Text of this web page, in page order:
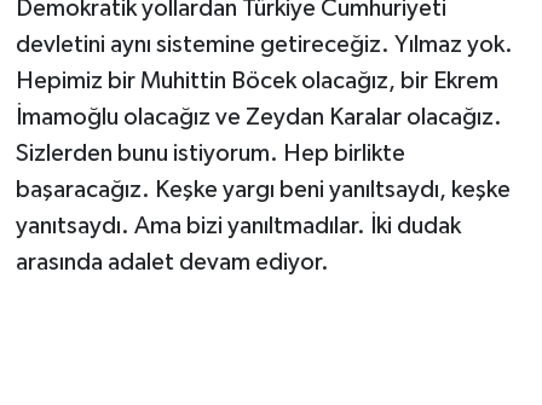
Demokratik yollardan Türkiye Cumhuriyeti
devletini aynı sistemine getireceğiz. Yılmaz yok.
Hepimiz bir Muhittin Böcek olacağız, bir Ekrem
İmamoğlu olacağız ve Zeydan Karalar olacağız.
Sizlerden bunu istiyorum. Hep birlikte
başaracağız. Keşke yargı beni yanıltsaydı, keşke
yanıtsaydı. Ama bizi yanıltmadılar. İki dudak
arasında adalet devam ediyor.